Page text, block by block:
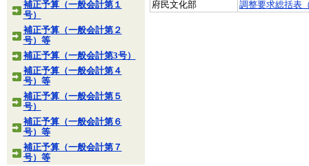
補正予算（一般会計第１
号）
補正予算（一般会計第２
号）等
補正予算（一般会計第3号）
補正予算（一般会計第４
号）等
補正予算（一般会計第５
号）
補正予算（一般会計第６
号）等
補正予算（一般会計第７
号）等
府民文化部
調整要求総括表